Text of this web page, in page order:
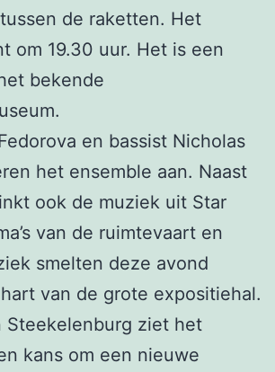
de raketten. Het
om 19.30 uur. Het is een
bekende
en bassist Nicholas
het ensemble aan. Naast
ook de muziek uit Star
van de ruimtevaart en
smelten deze avond
van de grote expositiehal.
Steekelenburg ziet het
kans om een nieuwe